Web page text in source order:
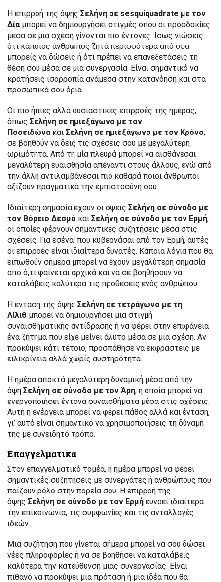
Η επιρροή της όψης Σελήνη σε sesquiquadrate με τον
Δίαμπορεί να δημιουργήσει στιγμές όπου οι προσδοκίες
μέσα σε μια σχέση γίνονται πιο έντονες. Ίσως νιώσεις
ότι κάποιος άνθρωπος ζητά περισσότερα από όσα
μπορείς να δώσεις ή ότι πρέπει να επανεξετάσεις τη
θέση σου μέσα σε μια συνεργασία. Είναι σημαντικό να
κρατήσεις ισορροπία ανάμεσα στην κατανόηση και στα
προσωπικά σου όρια.
Οι πιο ήπιες αλλά ουσιαστικές επιρροές της ημέρας,
όπως Σελήνη σε ημιεξάγωνο με τον
Ποσειδώνακαι Σελήνη σε ημιεξάγωνο με τον Κρόνο,
σε βοηθούν να δεις τις σχέσεις σου με μεγαλύτερη
ωριμότητα. Από τη μία πλευρά μπορεί να αισθάνεσαι
μεγαλύτερη ευαισθησία απέναντι στους άλλους, ενώ από
την άλλη αντιλαμβάνεσαι πιο καθαρά ποιοι άνθρωποι
αξίζουν πραγματικά την εμπιστοσύνη σου.
Ιδιαίτερη σημασία έχουν οι όψεις Σελήνη σε σύνοδο με
τον Βόρειο Δεσμό και Σελήνη σε σύνοδο με τον Ερμή,
οι οποίες φέρνουν σημαντικές συζητήσεις μέσα στις
σχέσεις. Για εσένα, που κυβερνάσαι από τον Ερμή, αυτές
οι επιρροές είναι ιδιαίτερα δυνατές. Κάποια λόγια που θα
ειπωθούν σήμερα μπορεί να έχουν μεγαλύτερη σημασία
από ό,τι φαίνεται αρχικά και να σε βοηθήσουν να
καταλάβεις καλύτερα τις προθέσεις ενός ανθρώπου.
Η ένταση της όψης Σελήνη σε τετράγωνο με τη
Λίλιθ μπορεί να δημιουργήσει μια στιγμή
συναισθηματικής αντίδρασης ή να φέρει στην επιφάνεια
ένα ζήτημα που είχε μείνει άλυτο μέσα σε μια σχέση. Αν
προκύψει κάτι τέτοιο, προσπάθησε να εκφραστείς με
ειλικρίνεια αλλά χωρίς αυστηρότητα.
Η ημέρα αποκτά μεγαλύτερη δυναμική μέσα από την
όψη Σελήνη σε σύνοδο με τον Άρη, η οποία μπορεί να
ενεργοποιήσει έντονα συναισθήματα μέσα στις σχέσεις.
Αυτή η ενέργεια μπορεί να φέρει πάθος αλλά και ένταση,
γι’ αυτό είναι σημαντικό να χρησιμοποιήσεις τη δύναμή
της με συνειδητό τρόπο.
Επαγγελματικά
Στον επαγγελματικό τομέα, η ημέρα μπορεί να φέρει
σημαντικές συζητήσεις με συνεργάτες ή ανθρώπους που
παίζουν ρόλο στην πορεία σου. Η επιρροή της
όψης Σελήνη σε σύνοδο με τον Ερμή ευνοεί ιδιαίτερα
την επικοινωνία, τις συμφωνίες και τις ανταλλαγές
ιδεών.
Μια συζήτηση που γίνεται σήμερα μπορεί να σου δώσει
νέες πληροφορίες ή να σε βοηθήσει να καταλάβεις
καλύτερα την κατεύθυνση μιας συνεργασίας. Είναι
πιθανό να προκύψει μια πρόταση ή μια ιδέα που θα